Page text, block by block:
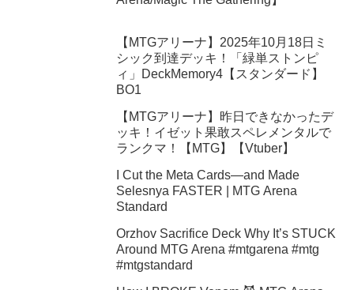
【MTGアリーナ】2025年10月18日ミ
シック到達デッキ！「緑単ストンピ
ィ」DeckMemory4【スタンダード】
BO1
【MTGアリーナ】昨日できなかったデ
ッキ！イゼット果敢スペレメンタルで
ランクマ！【MTG】【Vtuber】
I Cut the Meta Cards—and Made
Selesnya FASTER | MTG Arena
Standard
Orzhov Sacrifice Deck Why It’s STUCK
Around MTG Arena #mtgarena #mtg
#mtgstandard